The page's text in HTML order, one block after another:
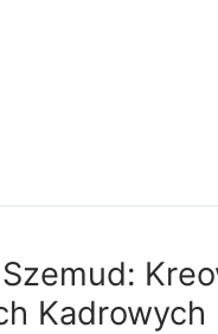
Kadrowych